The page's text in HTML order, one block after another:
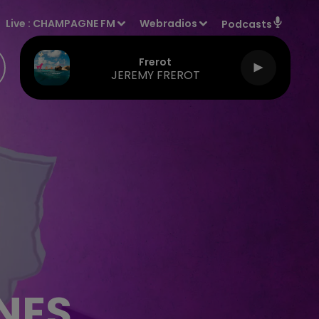
Live : CHAMPAGNE FM Webradios Podcasts
Frerot
JEREMY FREROT